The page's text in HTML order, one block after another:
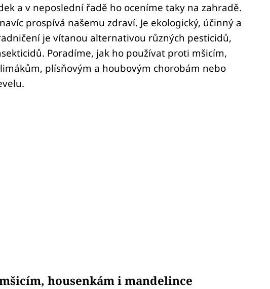
a v neposlední řadě ho oceníme taky na zahradě.
prospívá našemu zdraví. Je ekologický, účinný a
je vítanou alternativou různých pesticidů,
Poradíme, jak ho používat proti mšicím,
plísňovým a houbovým chorobám nebo
housenkám i mandelince